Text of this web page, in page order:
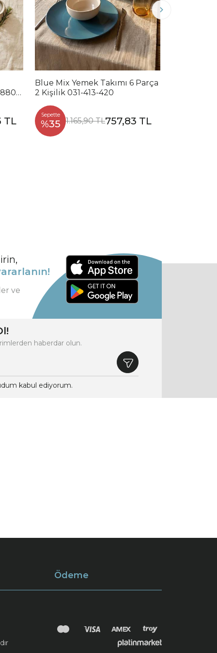
TL
Blue Mix Yemek Takımı 6 Parça
2 Kişilik 031-413-420
Sepette
%35 1.165,90 TL757,83 TL
ve
haberdar olun.
kabul ediyorum.
Ödeme